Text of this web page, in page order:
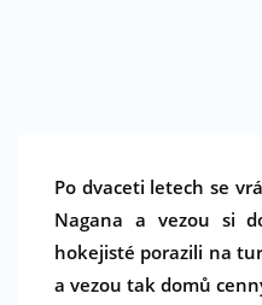
Po dvaceti letech se
Nagana a vezou si
hokejisté porazili na
a vezou tak domů